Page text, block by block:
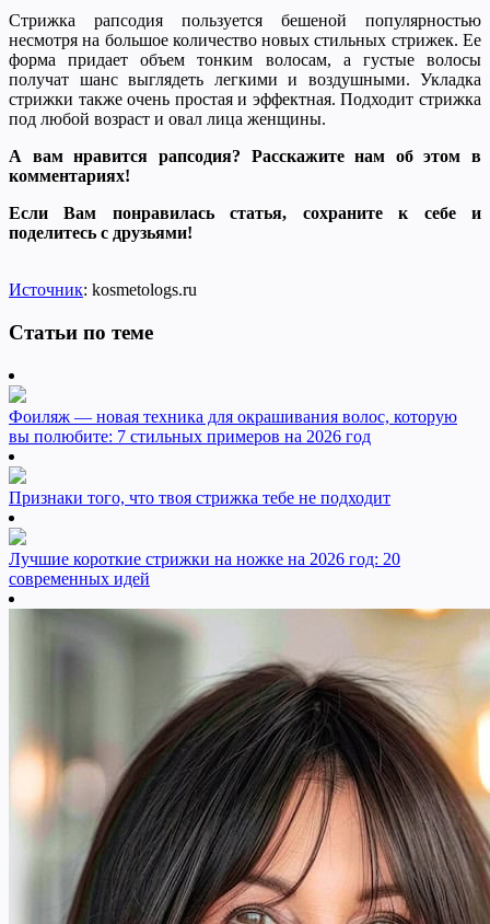
Стрижка рапсодия пользуется бешеной популярностью
несмотря на большое количество новых стильных стрижек. Ее
форма придает объем тонким волосам, а густые волосы
получат шанс выглядеть легкими и воздушными. Укладка
стрижки также очень простая и эффектная. Подходит стрижка
под любой возраст и овал лица женщины.
А вам нравится рапсодия? Расскажите нам об этом в
комментариях!
Если Вам понравилась статья, сохраните к себе и
поделитесь с друзьями!
Источник: kosmetologs.ru
Статьи по теме
Фоиляж — новая техника для окрашивания волос, которую
вы полюбите: 7 стильных примеров на 2026 год
Признаки того, что твоя стрижка тебе не подходит
Лучшие короткие стрижки на ножке на 2026 год: 20
современных идей